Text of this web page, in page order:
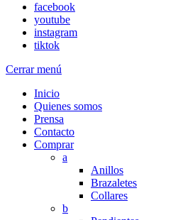
facebook
youtube
instagram
tiktok
Cerrar menú
Inicio
Quienes somos
Prensa
Contacto
Comprar
a
Anillos
Brazaletes
Collares
b